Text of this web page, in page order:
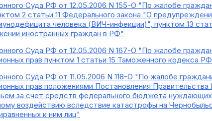
Суда РФ от 12.05.2006 N 155-О "По жалобе
2 статьи 11 Федерального закона "О
человека (ВИЧ-инфекции)", пунктом 13
иностранных граждан в РФ"
Суда РФ от 12.05.2006 N 167-О "По жалобе
прав пунктом 1 статьи 15 Таможенного кодекса
Суда РФ от 11.05.2006 N 118-О "По жалобе
прав положениями Постановления
за счет средств федерального бюджета
воздействию вследствие катастрофы на
к ним лиц"